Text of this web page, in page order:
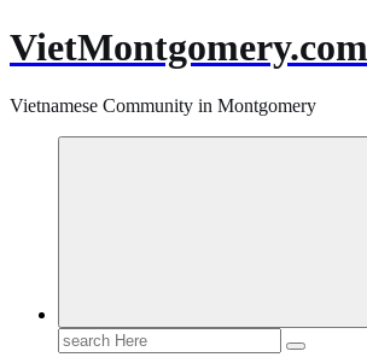
VietMontgomery.com
Vietnamese Community in Montgomery
Search
for: